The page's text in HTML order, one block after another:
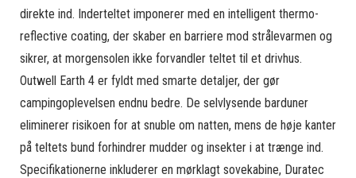
direkte ind. Inderteltet imponerer med en intelligent thermo-
reflective coating, der skaber en barriere mod strålevarmen og
sikrer, at morgensolen ikke forvandler teltet til et drivhus.
Outwell Earth 4 er fyldt med smarte detaljer, der gør
campingoplevelsen endnu bedre. De selvlysende barduner
eliminerer risikoen for at snuble om natten, mens de høje kanter
på teltets bund forhindrer mudder og insekter i at trænge ind.
Specifikationerne inkluderer en mørklagt sovekabine, Duratec